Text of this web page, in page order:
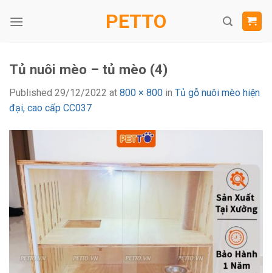
PETTO
Tủ nuôi mèo – tủ mèo (4)
Published 29/12/2022 at 800 × 800 in Tủ gỗ nuôi mèo hiện
đại, cao cấp CC037